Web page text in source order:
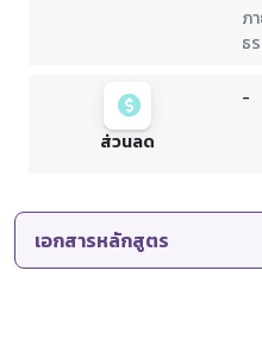
ภ
ธ
ส่วนลด
-
เอกสารหลักสูตร